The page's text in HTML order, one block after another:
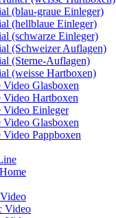
(blau-graue Einleger)
(hellblaue Einleger)
(schwarze Einleger)
(Schweizer Auflagen)
(Sterne-Auflagen)
(weisse Hartboxen)
Video Glasboxen
Video Hartboxen
Video Einleger
Glasboxen
Pappboxen
Video